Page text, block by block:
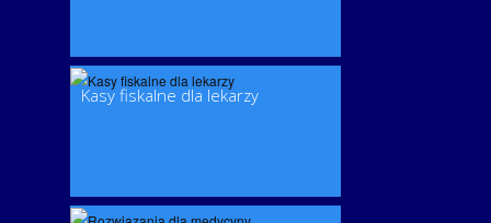
Kasy fiskalne dla lekarzy